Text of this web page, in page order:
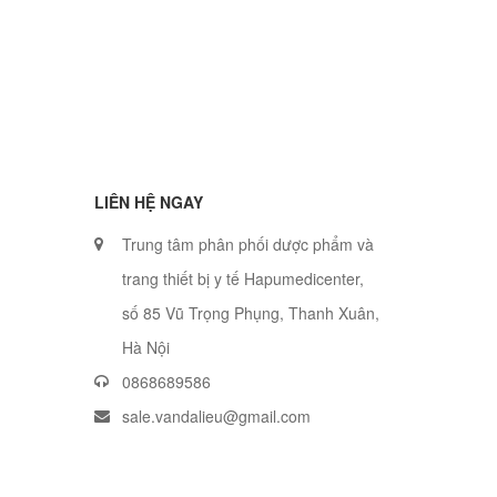
LIÊN HỆ NGAY
Trung tâm phân phối dược phẩm và
trang thiết bị y tế Hapumedicenter,
số 85 Vũ Trọng Phụng, Thanh Xuân,
Hà Nội
0868689586
sale.vandalieu@gmail.com